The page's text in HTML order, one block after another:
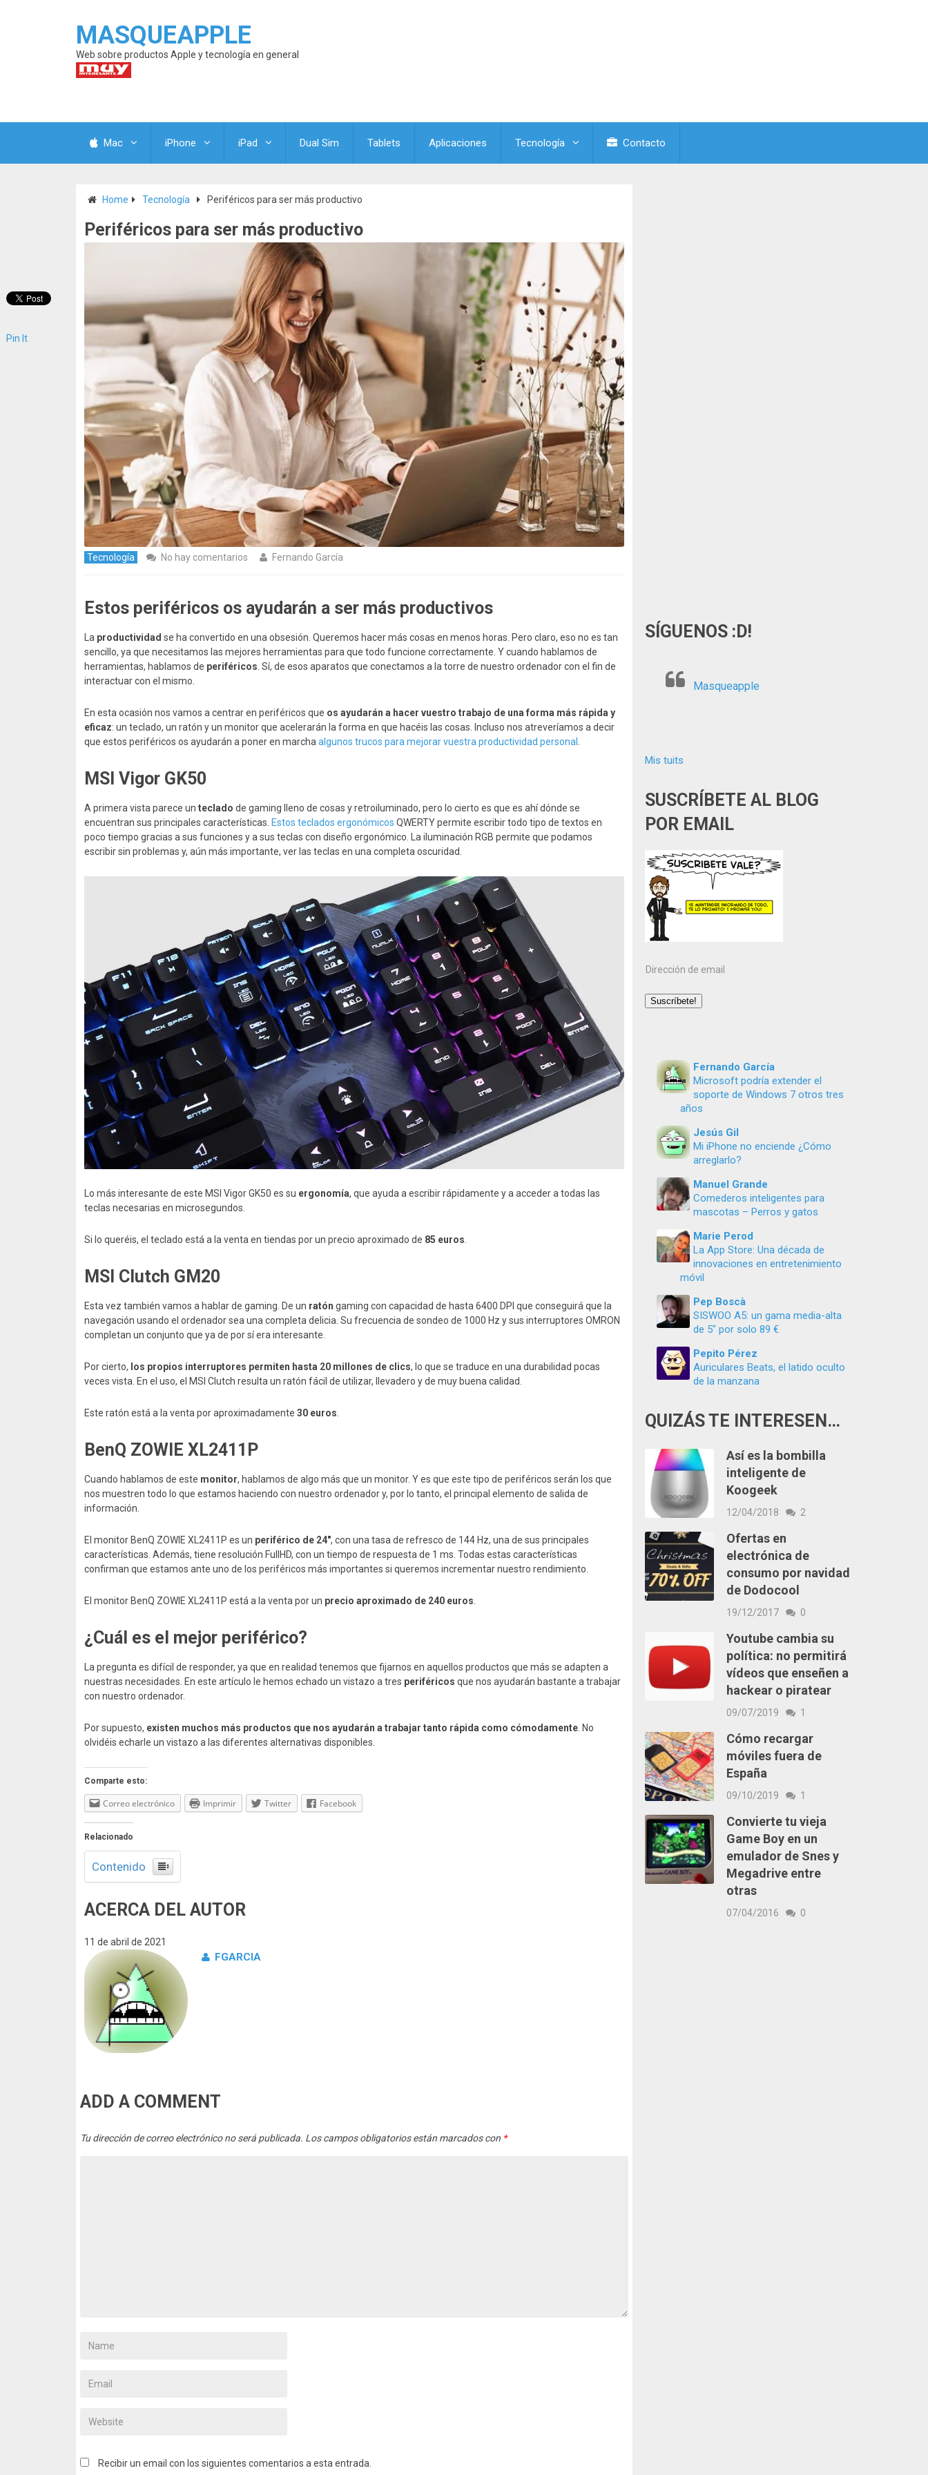
MASQUEAPPLE
Web sobre productos Apple y tecnología en general
Mac iPhone iPad Dual Sim Tablets Aplicaciones Tecnología Contacto
Home Tecnología Periféricos para ser más productivo
Periféricos para ser más productivo
Tecnología No hay comentarios Fernando García
Estos periféricos os ayudarán a ser más productivos
La productividad se ha convertido en una obsesión. Queremos hacer más cosas en menos horas. Pero claro, eso no es tan
sencillo, ya que necesitamos las mejores herramientas para que todo funcione correctamente. Y cuando hablamos de
herramientas, hablamos de periféricos . Sí, de esos aparatos que conectamos a la torre de nuestro ordenador con el fin de
interactuar con el mismo.
En esta ocasión nos vamos a centrar en periféricos que os ayudarán a hacer vuestro trabajo de una forma más rápida y
eficaz: un teclado, un ratón y un monitor que acelerarán la forma en que hacéis las cosas. Incluso nos atreveríamos a decir
que estos periféricos os ayudarán a poner en marcha algunos trucos para mejorar vuestra productividad personal
MSI Vigor GK50
A primera vista parece un teclado de gaming lleno de cosas y retroiluminado, pero lo cierto es que es ahí dónde se
encuentran sus principales características. Estos teclados ergonómicos QWERTY permite escribir todo tipo de textos en
poco tiempo gracias a sus funciones y a sus teclas con diseño ergonómico. La iluminación RGB permite que podamos
escribir sin problemas y, aún más importante, ver las teclas en una completa oscuridad.
Lo más interesante de este MSI Vigor GK50 es su ergonomía, que ayuda a escribir rápidamente y a acceder a todas las
teclas necesarias en microsegundos.
Si lo queréis, el teclado está a la venta en tiendas por un precio aproximado de 85 euros
MSI Clutch GM20
Esta vez también vamos a hablar de gaming. De un ratón gaming con capacidad de hasta 6400 DPI que conseguirá que la
navegación usando el ordenador sea una completa delicia. Su frecuencia de sondeo de 1000 Hz y sus interruptores OMRON
completan un conjunto que ya de por sí era interesante.
Por cierto, los propios interruptores permiten hasta 20 millones de clics, lo que se traduce en una durabilidad pocas
veces vista. En el uso, el MSI Clutch resulta un ratón fácil de utilizar, llevadero y de muy buena calidad.
Este ratón está a la venta por aproximadamente 30 euros
BenQ ZOWIE XL2411P
Cuando hablamos de este monitor, hablamos de algo más que un monitor. Y es que este tipo de periféricos serán los que
nos muestren todo lo que estamos haciendo con nuestro ordenador y, por lo tanto, el principal elemento de salida de
información.
El monitor BenQ ZOWIE XL2411P es un periférico de 24″, con una tasa de refresco de 144 Hz, una de sus principales
características. Además, tiene resolución FullHD, con un tiempo de respuesta de 1 ms. Todas estas características
confirman que estamos ante uno de los periféricos más importantes si queremos incrementar nuestro rendimiento.
El monitor BenQ ZOWIE XL2411P está a la venta por un precio aproximado de 240 euros
¿Cuál es el mejor periférico?
La pregunta es difícil de responder, ya que en realidad tenemos que fijarnos en aquellos productos que más se adapten a
nuestras necesidades. En este artículo le hemos echado un vistazo a tres periféricos que nos ayudarán bastante a trabajar
con nuestro ordenador.
Por supuesto, existen muchos más productos que nos ayudarán a trabajar tanto rápida como cómodamente . No
olvidéis echarle un vistazo a las diferentes alternativas disponibles.
Comparte esto:
Correo electrónico Imprimir Twitter Facebook
Relacionado
Contenido
Pin It
ACERCA DEL AUTOR
11 de abril de 2021
FGARCIA
ADD A COMMENT
Tu dirección de correo electrónico no será publicada. Los campos obligatorios están marcados con *
Recibir un email con los siguientes comentarios a esta entrada.
SÍGUENOS :D!
Masqueapple
Mis tuits
SUSCRÍBETE AL BLOG
POR EMAIL
Dirección
email
Suscríbete!
Fernando García
Microsoft podría extender el
soporte de Windows 7 otros tres
años
Jesús Gil
Mi iPhone no enciende ¿Cómo
arreglarlo?
Manuel Grande
Comederos inteligentes para
mascotas – Perros y gatos
Marie Perod
La App Store: Una década de
innovaciones en entretenimiento
móvil
Pep Boscà
SISWOO A5: un gama media-alta
de 5″ por solo 89 €
Pepito Pérez
Auriculares Beats, el latido oculto
de la manzana
QUIZÁS TE INTERESEN…
Así es la bombilla
inteligente de
Koogeek
12/04/2018 2
Ofertas en
electrónica de
consumo por navidad
de Dodocool
19/12/2017 0
Youtube cambia su
política: no permitirá
vídeos que enseñen a
hackear o piratear
09/07/2019 1
Cómo recargar
móviles fuera de
España
09/10/2019 1
Convierte tu vieja
Game Boy en un
emulador de Snes y
Megadrive entre
otras
07/04/2016 0